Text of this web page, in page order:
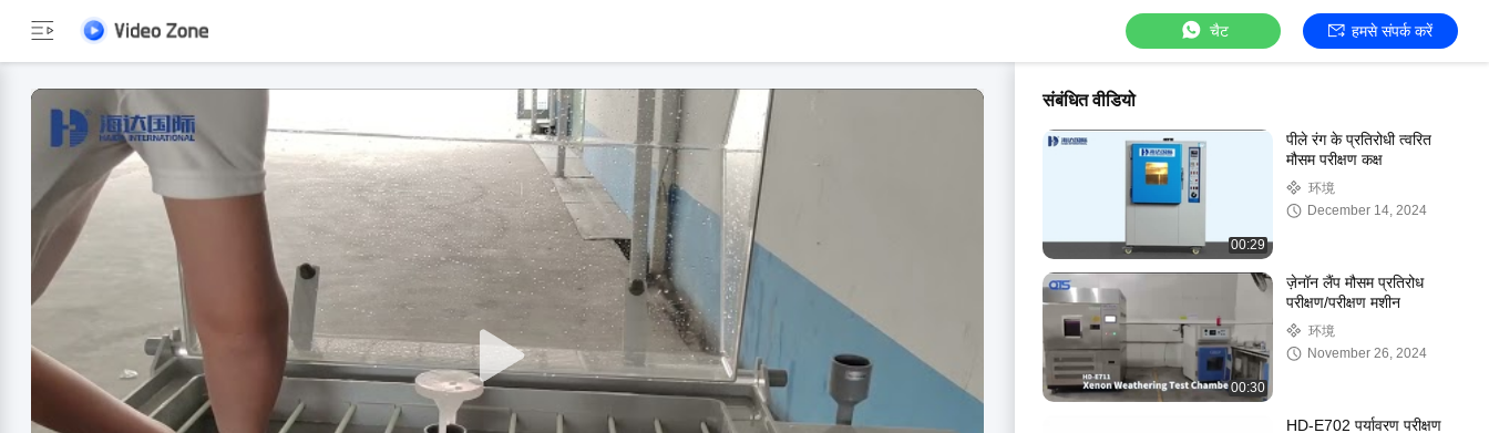
चैट हमसे संपर्क करें
संबंधित वीडियो
00:29
पीले रंग के प्रतिरोधी त्वरित
मौसम परीक्षण कक्ष
环境
December 14, 2024
00:30
ज़ेनॉन लैंप मौसम प्रतिरोध
परीक्षण/परीक्षण मशीन
环境
November 26, 2024
HD-E702 पर्यावरण परीक्षण